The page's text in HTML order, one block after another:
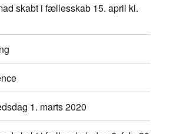
skabt i fællesskab 15. april kl.
1. marts 2020